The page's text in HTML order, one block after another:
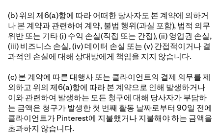
(b) 위의 제6(a)항에 따라 어떠한 당사자도 본 계약에 의하거
나 본 계약과 관련하여 계약, 불법 행위(과실 포함), 법적 의무
위반 또는 기타 (i) 수익 손실(직접 또는 간접), (ii) 영업권 손실,
(iii) 비즈니스 손실, (iv) 데이터 손실 또는 (v) 간접적이거나 결
과적인 손실에 대해 상대방에게 책임을 지지 않습니다.
(c) 본 계약에 따른 대행사 또는 클라이언트의 결제 의무를 제
외하고 위의 제6(a)항에 따라 본 계약으로 인해 발생하거나
이와 관련하여 발생하는 모든 청구에 대해 당사자가 부담하
는 금액은 청구가 발생한 첫 번째 활동 날짜로부터 90일 전에
클라이언트가 Pinterest에 지불했거나 지불해야 하는 금액을
초과하지 않습니다.